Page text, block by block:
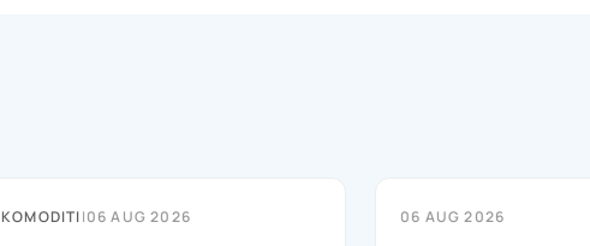
KOMODITI|06 AUG 2026 06 AUG 2026